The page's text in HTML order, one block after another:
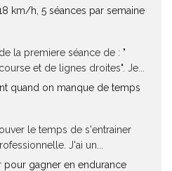
km/h, 5 séances par semaine
la premiere séance de : "
et de lignes droites". Je...
quand on manque de temps
le temps de s'entrainer
J'ai un...
pour gagner en endurance